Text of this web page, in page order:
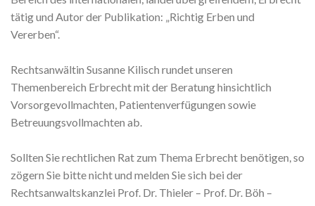
tätig und Autor der Publikation: „Richtig Erben und
Vererben“.
Rechtsanwältin Susanne Kilisch rundet unseren
Themenbereich Erbrecht mit der Beratung hinsichtlich
Vorsorgevollmachten, Patientenverfügungen sowie
Betreuungsvollmachten ab.
Sollten Sie rechtlichen Rat zum Thema Erbrecht benötigen, so
zögern Sie bitte nicht und melden Sie sich bei der
Rechtsanwaltskanzlei Prof. Dr. Thieler – Prof. Dr. Böh –